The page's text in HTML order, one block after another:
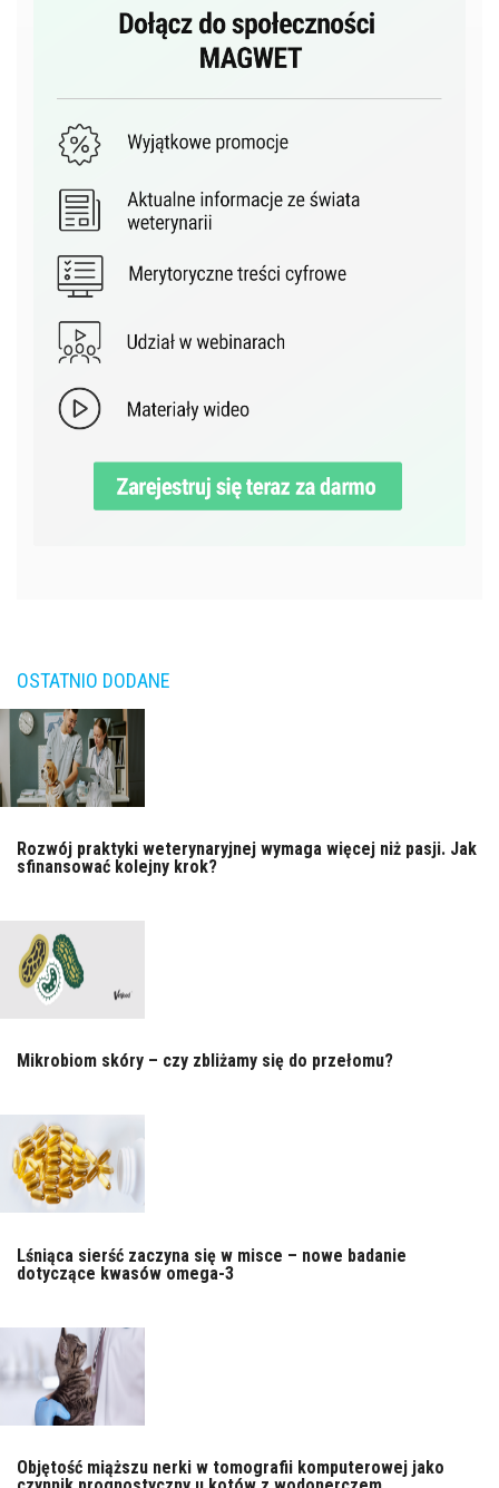
OSTATNIO DODANE
Rozwój praktyki weterynaryjnej wymaga więcej niż pasji. Jak
sfinansować kolejny krok?
Mikrobiom skóry – czy zbliżamy się do przełomu?
Lśniąca sierść zaczyna się w misce – nowe badanie
dotyczące kwasów omega-3
Objętość miąższu nerki w tomografii komputerowej jako